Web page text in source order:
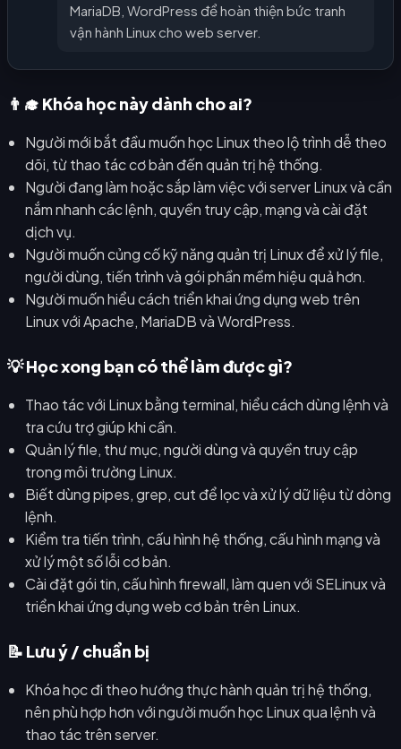
MariaDB, WordPress để hoàn thiện bức tranh
vận hành Linux cho web server.
👨‍🎓 Khóa học này dành cho ai?
Người mới bắt đầu muốn học Linux theo lộ trình dễ theo
dõi, từ thao tác cơ bản đến quản trị hệ thống.
Người đang làm hoặc sắp làm việc với server Linux và cần
nắm nhanh các lệnh, quyền truy cập, mạng và cài đặt
dịch vụ.
Người muốn củng cố kỹ năng quản trị Linux để xử lý file,
người dùng, tiến trình và gói phần mềm hiệu quả hơn.
Người muốn hiểu cách triển khai ứng dụng web trên
Linux với Apache, MariaDB và WordPress.
💡 Học xong bạn có thể làm được gì?
Thao tác với Linux bằng terminal, hiểu cách dùng lệnh và
tra cứu trợ giúp khi cần.
Quản lý file, thư mục, người dùng và quyền truy cập
trong môi trường Linux.
Biết dùng pipes, grep, cut để lọc và xử lý dữ liệu từ dòng
lệnh.
Kiểm tra tiến trình, cấu hình hệ thống, cấu hình mạng và
xử lý một số lỗi cơ bản.
Cài đặt gói tin, cấu hình firewall, làm quen với SELinux và
triển khai ứng dụng web cơ bản trên Linux.
📝 Lưu ý / chuẩn bị
Khóa học đi theo hướng thực hành quản trị hệ thống,
nên phù hợp hơn với người muốn học Linux qua lệnh và
thao tác trên server.